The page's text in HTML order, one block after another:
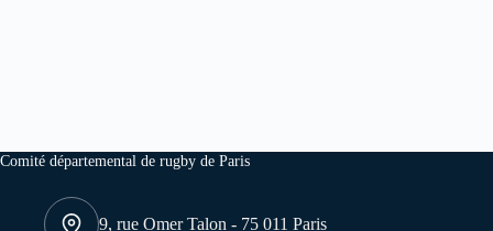
Comité départemental de rugby de Paris
9, rue Omer Talon - 75 011 Paris